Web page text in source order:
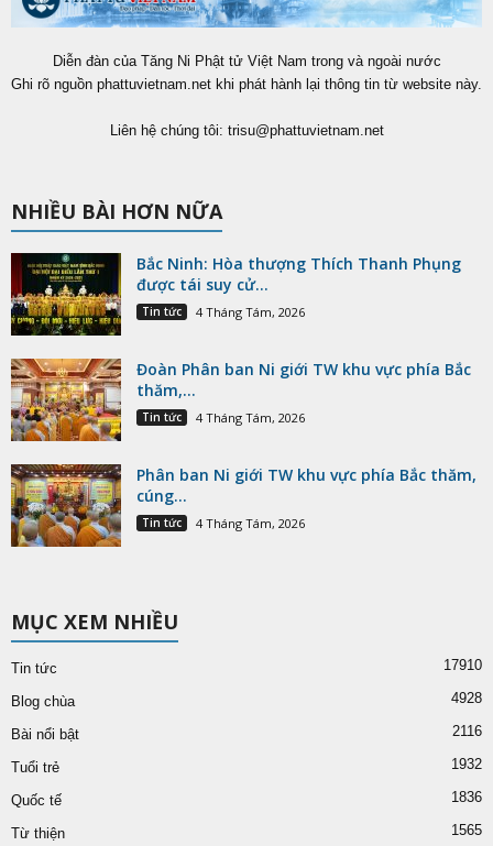
Diễn đàn của Tăng Ni Phật tử Việt Nam trong và ngoài nước
Ghi rõ nguồn phattuvietnam.net khi phát hành lại thông tin từ website này.
Liên hệ chúng tôi: trisu@phattuvietnam.net
NHIỀU BÀI HƠN NỮA
Bắc Ninh: Hòa thượng Thích Thanh Phụng
được tái suy cử...
Tin tức 4 Tháng Tám, 2026
Đoàn Phân ban Ni giới TW khu vực phía Bắc
thăm,...
Tin tức 4 Tháng Tám, 2026
Phân ban Ni giới TW khu vực phía Bắc thăm,
cúng...
Tin tức 4 Tháng Tám, 2026
MỤC XEM NHIỀU
Tin tức 17910
Blog chùa 4928
Bài nổi bật 2116
Tuổi trẻ 1932
Quốc tế 1836
Từ thiện 1565